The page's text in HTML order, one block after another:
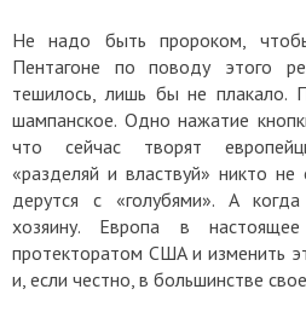
Не надо быть пророком,
Пентагоне по поводу этого
тешилось, лишь бы не плакало.
шампанское. Одно нажатие
что сейчас творят
«разделяй и властвуй» никто не
дерутся с «голубями». А
хозяину. Европа в
протекторатом США и изменить
и, если честно, в большинстве